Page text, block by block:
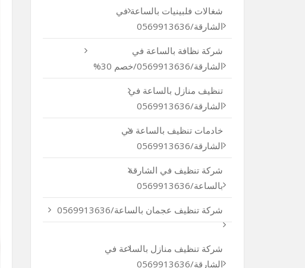
شغالات فلبينيات بالساعة في
الشارقة/0569913636
شركة نظافة بالساعة في
الشارقة/0569913636/خصم 30%
تنظيف منازل بالساعة في
الشارقة/0569913636
خادمات تنظيف بالساعة في
الشارقة/0569913636
شركة تنظيف في الشارقة
بالساعة/0569913636
شركة تنظيف عجمان بالساعة/0569913636
شركة تنظيف منازل بالساعة في
الشارقة/0569913636